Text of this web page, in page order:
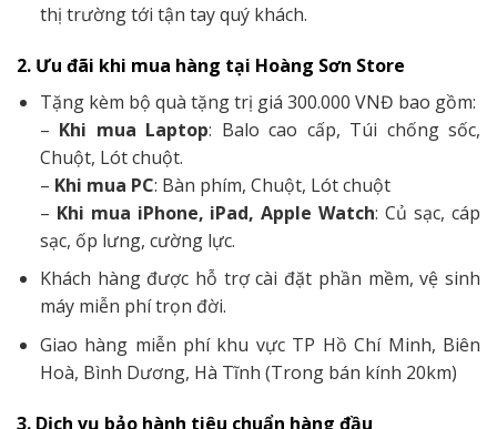
thị trường tới tận tay quý khách.
2. Ưu đãi khi mua hàng tại Hoàng Sơn Store
Tặng kèm bộ quà tặng trị giá 300.000 VNĐ bao gồm:
– Khi mua Laptop: Balo cao cấp, Túi chống sốc,
Chuột, Lót chuột.
– Khi mua PC: Bàn phím, Chuột, Lót chuột
– Khi mua iPhone, iPad, Apple Watch: Củ sạc, cáp
sạc, ốp lưng, cường lực.
Khách hàng được hỗ trợ cài đặt phần mềm, vệ sinh
máy miễn phí trọn đời.
Giao hàng miễn phí khu vực TP Hồ Chí Minh, Biên
Hoà, Bình Dương, Hà Tĩnh (Trong bán kính 20km)
3. Dịch vụ bảo hành tiêu chuẩn hàng đầu